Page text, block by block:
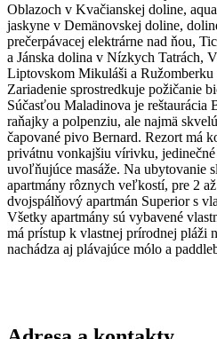
Oblazoch v Kvačianskej doline,
jaskyne v Demänovskej doline,
prečerpávacej elektrárne nad ňou,
a Jánska dolina v Nízkych Tatrách,
Liptovskom Mikuláši a Ružomberku
Zariadenie sprostredkuje požičanie
Súčasťou Maladinova je reštaurácia
raňajky a polpenziu, ale najmä
čapované pivo Bernard. Rezort má
privátnu vonkajšiu vírivku,
uvoľňujúce masáže. Na ubytovanie
apartmány rôznych veľkostí, pre 2
dvojspálňový apartmán Superior s
Všetky apartmány sú vybavené
má prístup k vlastnej prírodnej pláži
nachádza aj plávajúce mólo a